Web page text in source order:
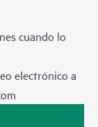
cuando lo
electrónico a